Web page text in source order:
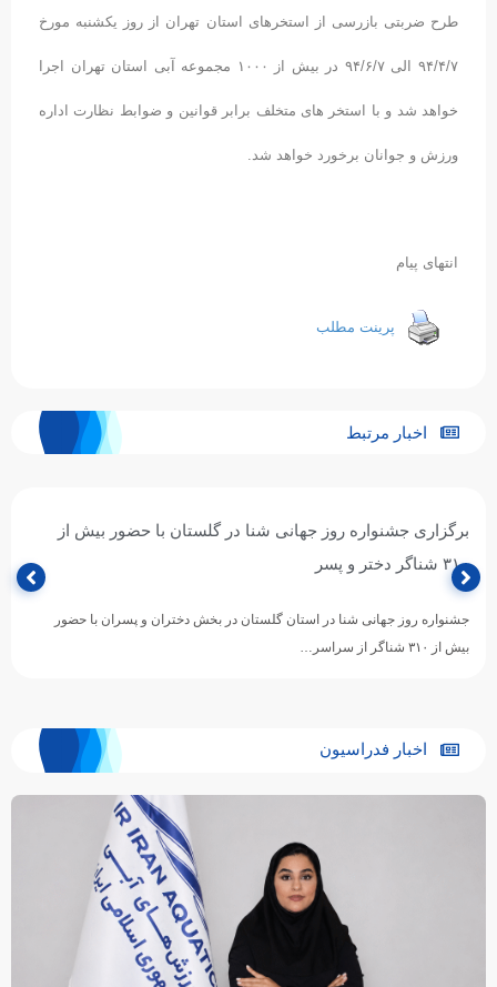
طرح ضربتی بازرسی از استخرهای استان تهران از روز یکشنبه مورخ
۹۴/۴/۷ الی ۹۴/۶/۷ در بیش از ۱۰۰۰ مجموعه آبی استان تهران اجرا
خواهد شد و با استخر های متخلف برابر قوانین و ضوابط نظارت اداره
ورزش و جوانان برخورد خواهد شد.
انتهای پیام
پرینت مطلب
اخبار مرتبط
برگزاری جشنواره روز جهانی شنا در گلستان با حضور بیش از
۳۱۰ شناگر دختر و پسر
جشنواره روز جهانی شنا در استان گلستان در بخش دختران و پسران با حضور
بیش از ۳۱۰ شناگر از سراسر…
اخبار فدراسیون